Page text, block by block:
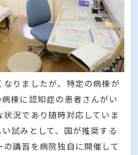
なりましたが、特定の病棟が
棟に認知症の患者さんがい
状況であり随時対応していま
試みとして、国が推奨する
講習を病院独自に開催して